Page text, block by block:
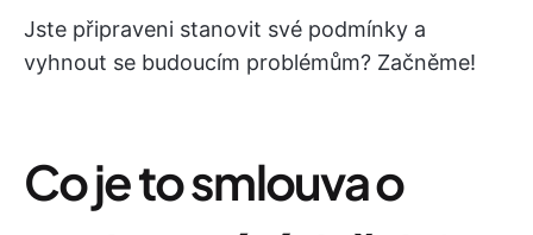
Jste připraveni stanovit své podmínky a
vyhnout se budoucím problémům? Začněme!
Co je to smlouva o